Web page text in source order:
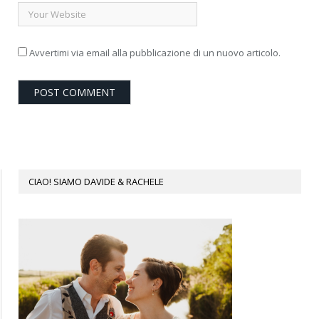
Avvertimi via email alla pubblicazione di un nuovo articolo.
CIAO! SIAMO DAVIDE & RACHELE